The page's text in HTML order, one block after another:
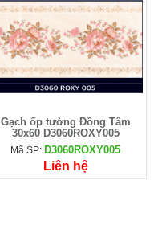
Gạch ốp tường Đồng Tâm
30x60 D3060ROXY005
Mã SP: D3060ROXY005
Liên hệ